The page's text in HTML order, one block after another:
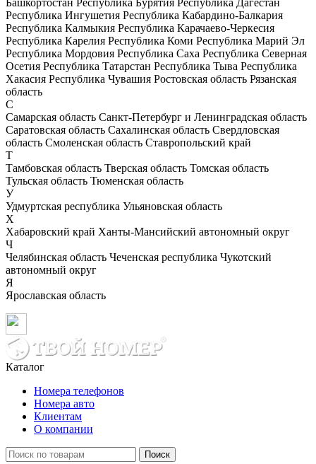
Башкортостан Республика Бурятия Республика Дагестан
Республика Ингушетия Республика Кабардино-Балкария
Республика Калмыкия Республика Карачаево-Черкесия
Республика Карелия Республика Коми Республика Марий Эл
Республика Мордовия Республика Саха Республика Северная
Осетия Республика Татарстан Республика Тыва Республика
Хакасия Республика Чувашия Ростовская область Рязанская
область
С
Самарская область Санкт-Петербург и Ленинградская область
Саратовская область Сахалинская область Свердловская
область Смоленская область Ставропольский край
Т
Тамбовская область Тверская область Томская область
Тульская область Тюменская область
У
Удмуртская республика Ульяновская область
Х
Хабаровский край Ханты-Мансийский автономный округ
Ч
Челябинская область Чеченская республика Чукотский
автономный округ
Я
Ярославская область
Каталог
Номера телефонов
Номера авто
Клиентам
О компании
Поиск